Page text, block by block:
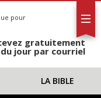
pour
gratuitement
jour par courriel
LA BIBLE